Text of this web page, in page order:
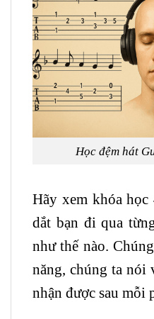
Học đệm hát
Hãy xem khóa học
dắt bạn đi qua
như thế nào.
năng, chúng ta nói
nhận được sau mỗi